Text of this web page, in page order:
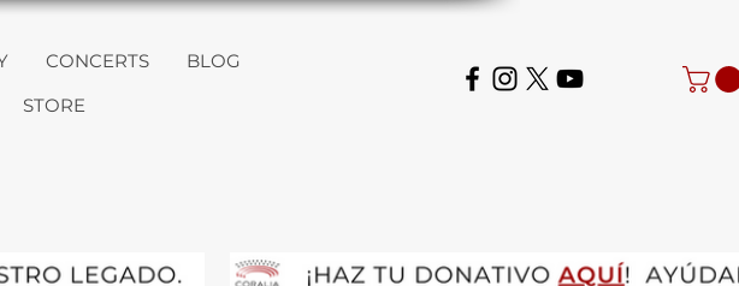
CONCERTS
BLOG
STORE